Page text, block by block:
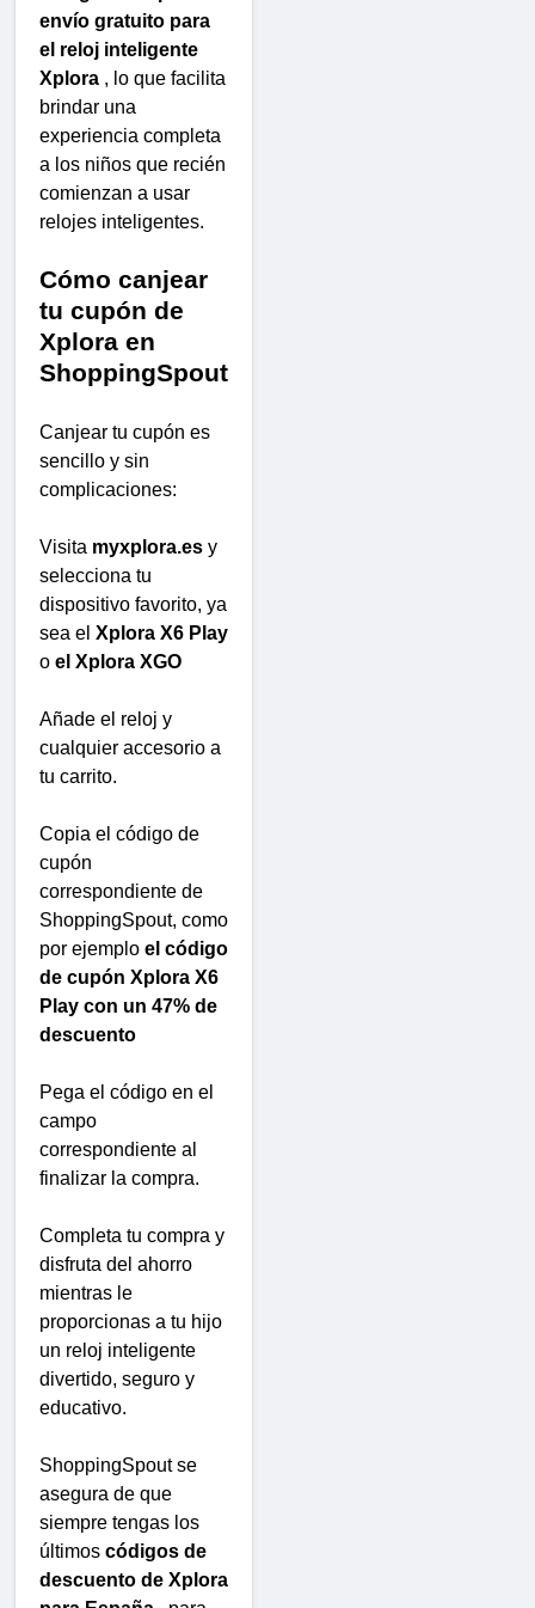
envío gratuito para
el reloj inteligente
Xplora , lo que facilita
brindar una
experiencia completa
a los niños que recién
comienzan a usar
relojes inteligentes.
Cómo canjear
tu cupón de
Xplora en
ShoppingSpout
Canjear tu cupón es
sencillo y sin
complicaciones:
Visita myxplora.es y
selecciona tu
dispositivo favorito, ya
sea el Xplora X6 Play
o el Xplora XGO
Añade el reloj y
cualquier accesorio a
tu carrito.
Copia el código de
cupón
correspondiente de
ShoppingSpout, como
por ejemplo el código
de cupón Xplora X6
Play con un 47% de
descuento
Pega el código en el
campo
correspondiente al
finalizar la compra.
Completa tu compra y
disfruta del ahorro
mientras le
proporcionas a tu hijo
un reloj inteligente
divertido, seguro y
educativo.
ShoppingSpout se
asegura de que
siempre tengas los
últimos códigos de
descuento de Xplora